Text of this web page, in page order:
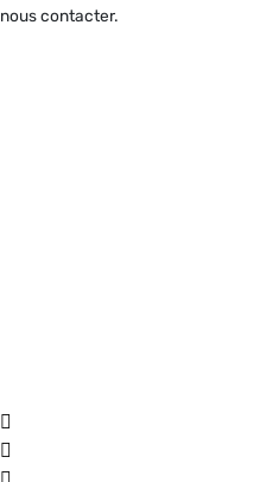
nous contacter.